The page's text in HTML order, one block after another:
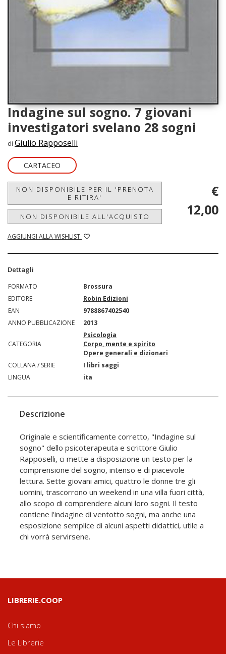
Indagine sul sogno. 7 giovani
investigatori svelano 28 sogni
di Giulio Rapposelli
CARTACEO
NON DISPONIBILE PER IL 'PRENOTA
E RITIRA'
NON DISPONIBILE ALL'ACQUISTO
AGGIUNGI ALLA WISHLIST
€
12,00
Dettagli
FORMATO
Brossura
EDITORE
Robin Edizioni
EAN
9788867402540
ANNO PUBBLICAZIONE
2013
CATEGORIA
Psicologia
Corpo, mente e spirito
Opere generali e dizionari
COLLANA / SERIE
I libri saggi
LINGUA
ita
Descrizione
Originale e scientificamente corretto, "Indagine sul
sogno" dello psicoterapeuta e scrittore Giulio
Rapposelli, ci mette a disposizione un testo per la
comprensione del sogno, intenso e di piacevole
lettura. Sette giovani amici, quattro le donne tre gli
uomini, trascorrono un weekend in una villa fuori città,
allo scopo di comprendere alcuni loro sogni. Il testo
contiene l'indagine di ventotto sogni, ma anche una
esposizione semplice di alcuni aspetti didattici, utile a
chi vorrà servirsene.
LIBRERIE.COOP
Chi siamo
Le Librerie